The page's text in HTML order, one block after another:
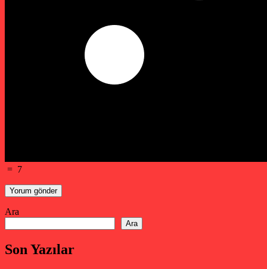
= 7
Ara
Ara
Son Yazılar